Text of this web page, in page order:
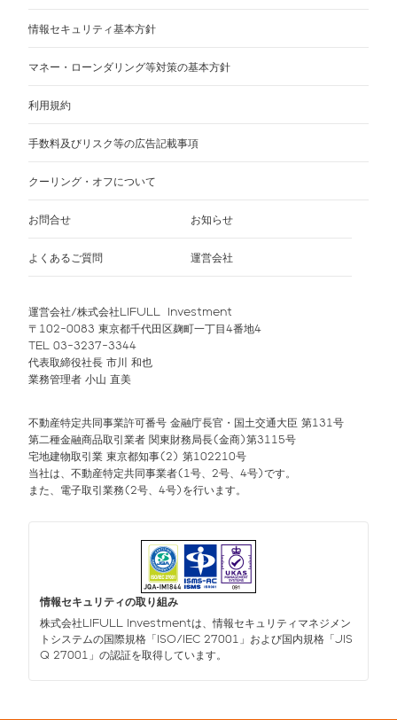
情報セキュリティ基本方針
マネー・ローンダリング等対策の基本方針
利用規約
手数料及びリスク等の広告記載事項
クーリング・オフについて
お問合せ お知らせ
よくあるご質問 運営会社
運営会社/株式会社LIFULL Investment
〒102-0083 東京都千代田区麹町一丁目4番地4
TEL 03-3237-3344
代表取締役社長 市川 和也
業務管理者 小山 直美
不動産特定共同事業許可番号 金融庁長官・国土交通大臣 第131号
第二種金融商品取引業者 関東財務局長(金商)第3115号
宅地建物取引業 東京都知事(2) 第102210号
当社は、不動産特定共同事業者(1号、2号、4号)です。
また、電子取引業務(2号、4号)を行います。
情報セキュリティの取り組み
株式会社LIFULL Investmentは、情報セキュリティマネジメン
トシステムの国際規格「ISO/IEC 27001」および国内規格「JIS
Q 27001」の認証を取得しています。